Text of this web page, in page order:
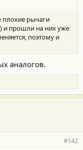
плохие рычаги
и прошли на них уже
поэтому и
аналогов.
#142